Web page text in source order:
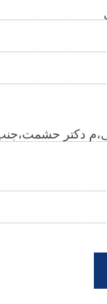
دکتر